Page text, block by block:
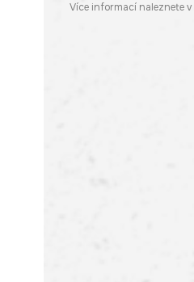
Více informací naleznete v